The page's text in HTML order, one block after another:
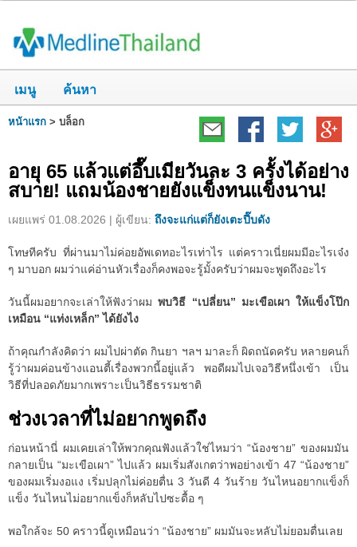
เมนู ค้นหา
หน้าแรก > บล็อก
อายุ 65 แล้วแต่อึ๊บเมียวันละ 3 ครั้งได้อย่าง
สบาย! แถมน้องชายยังแข็งทนแข็งนาน!
เผยแพร่ 01.08.2026 | ผู้เขียน: ถึงจะแก่แต่ก็ยังเตะปี๊บดัง
โทษทีครับ ที่ผ่านมาไม่ค่อยอัพเดทอะไรเท่าไร แต่คราวเนี่ยผมมีอะไรเจ๋ง
ๆ มาบอก ผมว่าแค่อ่านหัวเรื่องก็คงพอจะรู้มั้งครับว่าผมจะพูดถึงอะไร
วันนี้ผมอยากจะเล่าให้ฟังว่าผมพบวิธี “เปลี่ยน” มะเขือเผา ให้แข็งโป๊ก
เหมือน “แท่งเหล็ก” ได้ยังไง
ถ้าคุณกำลังคิดว่า ผมไปผ่าตัด กินยา ฯลฯ มาละก็ ผิดถนัดครับ หลายคนก็
รู้ว่าผมค่อนข้างแอนตี้เรื่องพวกนี้อยู่แล้ว พอดีผมไปเจอวิธีหนึ่งเข้า เป็น
วิธีที่ปลอดภัยมากเพราะเป็นวิธีธรรมชาติ
ช่วงเวลาที่ไม่อยากพูดถึง
ก่อนหน้านี่ ผมเคยเล่าให้พวกคุณฟังแล้วใช่ไหมว่า “น้องชาย” ของผมมัน
กลายเป็น “มะเขือเผา” ไปแล้ว ผมเริ่มสังเกตว่าพอย่างเข้า 47 “น้องชาย”
ของผมเริ่มงอแง เริ่มปลุกไม่ค่อยตื่น 3 วันดี 4 วันร้าย วันไหนอยากแข็งก็
แข็ง วันไหนไม่อยากแข็งก็หลับไปซะดื้อ ๆ
พอใกล้จะ 50 คราวนี้ดูเหมือนว่า “น้องชาย” ผมมันจะหลับไม่ยอมตื่นเลย